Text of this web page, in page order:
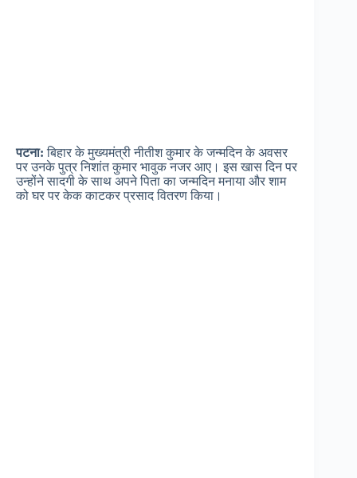
पटना: बिहार के मुख्यमंत्री नीतीश कुमार के जन्मदिन के अवसर
पर उनके पुत्र निशांत कुमार भावुक नजर आए। इस खास दिन पर
उन्होंने सादगी के साथ अपने पिता का जन्मदिन मनाया और शाम
को घर पर केक काटकर प्रसाद वितरण किया।